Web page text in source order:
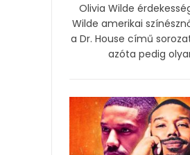
Olivia Wilde
Wilde amerikai
a Dr. House című
azóta pedig